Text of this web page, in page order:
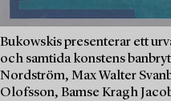
Bukowskis presenterar ett
och samtida konstens
Nordström, Max Walter
Olofsson, Bamse Kragh